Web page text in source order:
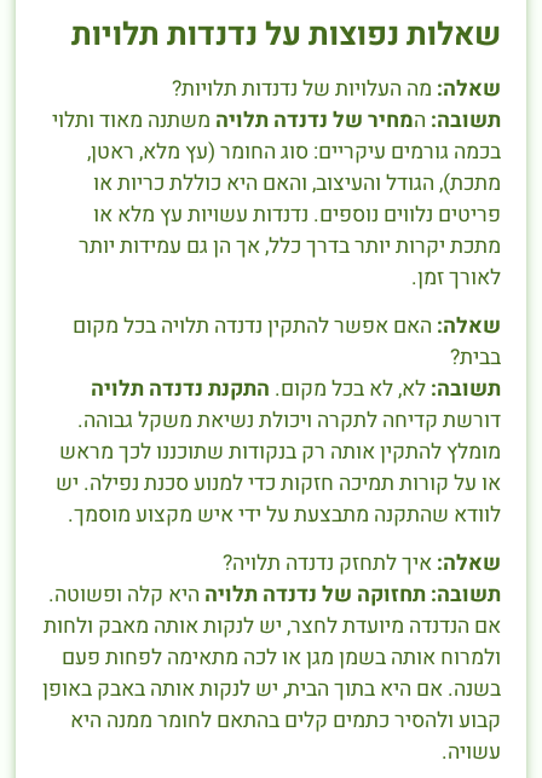
שאלות נפוצות על נדנדות תלויות
שאלה: מה העלויות של נדנדות תלויות?
תשובה: המחיר של נדנדה תלויה משתנה מאוד ותלוי
בכמה גורמים עיקריים: סוג החומר (עץ מלא, ראטן,
מתכת), הגודל והעיצוב, והאם היא כוללת כריות או
פריטים נלווים נוספים. נדנדות עשויות עץ מלא או
מתכת יקרות יותר בדרך כלל, אך הן גם עמידות יותר
לאורך זמן.
שאלה: האם אפשר להתקין נדנדה תלויה בכל מקום
בבית?
תשובה: לא, לא בכל מקום. התקנת נדנדה תלויה
דורשת קדיחה לתקרה ויכולת נשיאת משקל גבוהה.
מומלץ להתקין אותה רק בנקודות שתוכננו לכך מראש
או על קורות תמיכה חזקות כדי למנוע סכנת נפילה. יש
לוודא שהתקנה מתבצעת על ידי איש מקצוע מוסמך.
שאלה: איך לתחזק נדנדה תלויה?
תשובה: תחזוקה של נדנדה תלויה היא קלה ופשוטה.
אם הנדנדה מיועדת לחצר, יש לנקות אותה מאבק ולחות
ולמרוח אותה בשמן מגן או לכה מתאימה לפחות פעם
בשנה. אם היא בתוך הבית, יש לנקות אותה באבק באופן
קבוע ולהסיר כתמים קלים בהתאם לחומר ממנה היא
עשויה.